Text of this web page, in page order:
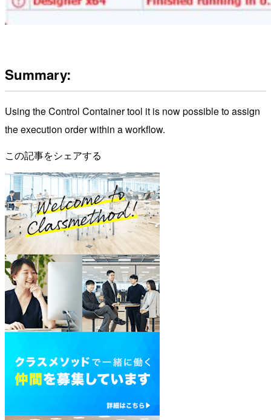
Summary:
Using the Control Container tool it is now possible to assign
the execution order within a workflow.
この記事をシェアする